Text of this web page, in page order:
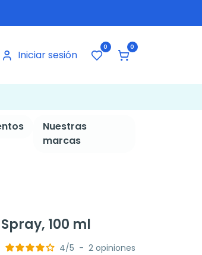
Iniciar sesión
0 0
Nuestras
marcas
100 ml
4/5 - 2 opiniones